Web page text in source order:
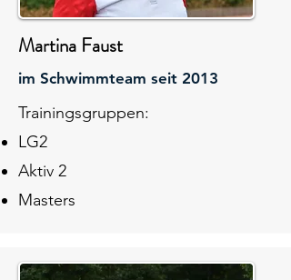
Martina Faust
im Schwimmteam seit 2013
Trainingsgruppen:
LG2
Aktiv 2
Masters